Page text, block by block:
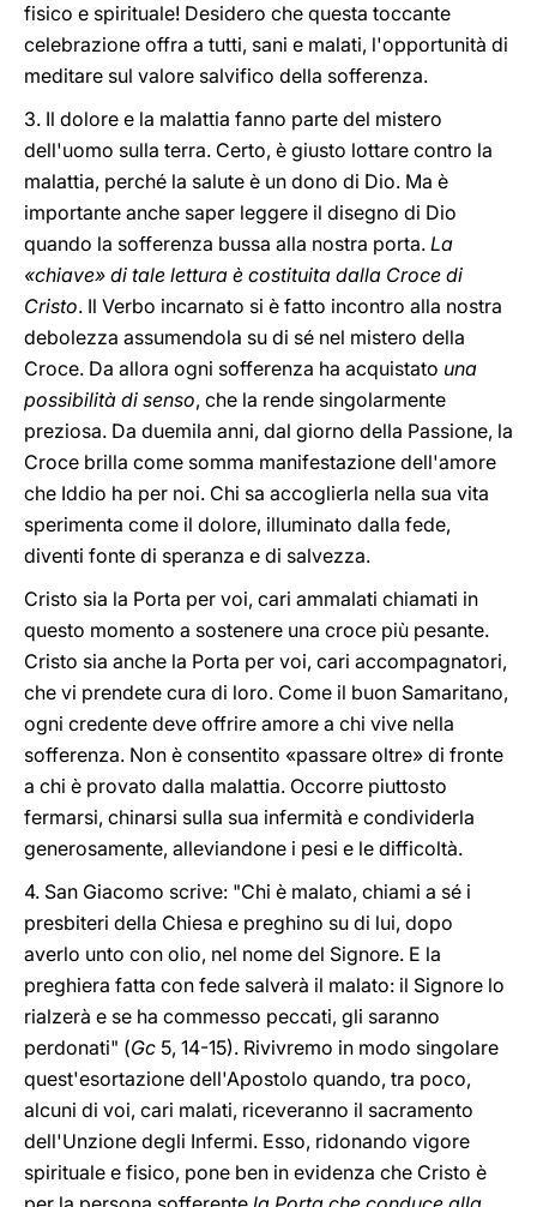
fisico e spirituale! Desidero che questa toccante
celebrazione offra a tutti, sani e malati, l'opportunità di
meditare sul valore salvifico della sofferenza.
3. Il dolore e la malattia fanno parte del mistero
dell'uomo sulla terra. Certo, è giusto lottare contro la
malattia, perché la salute è un dono di Dio. Ma è
importante anche saper leggere il disegno di Dio
quando la sofferenza bussa alla nostra porta. La
«chiave» di tale lettura è costituita dalla Croce di
Cristo. Il Verbo incarnato si è fatto incontro alla nostra
debolezza assumendola su di sé nel mistero della
Croce. Da allora ogni sofferenza ha acquistato una
possibilità di senso, che la rende singolarmente
preziosa. Da duemila anni, dal giorno della Passione, la
Croce brilla come somma manifestazione dell'amore
che Iddio ha per noi. Chi sa accoglierla nella sua vita
sperimenta come il dolore, illuminato dalla fede,
diventi fonte di speranza e di salvezza.
Cristo sia la Porta per voi, cari ammalati chiamati in
questo momento a sostenere una croce più pesante.
Cristo sia anche la Porta per voi, cari accompagnatori,
che vi prendete cura di loro. Come il buon Samaritano,
ogni credente deve offrire amore a chi vive nella
sofferenza. Non è consentito «passare oltre» di fronte
a chi è provato dalla malattia. Occorre piuttosto
fermarsi, chinarsi sulla sua infermità e condividerla
generosamente, alleviandone i pesi e le difficoltà.
4. San Giacomo scrive: "Chi è malato, chiami a sé i
presbiteri della Chiesa e preghino su di lui, dopo
averlo unto con olio, nel nome del Signore. E la
preghiera fatta con fede salverà il malato: il Signore lo
rialzerà e se ha commesso peccati, gli saranno
perdonati" (Gc 5, 14-15). Rivivremo in modo singolare
quest'esortazione dell'Apostolo quando, tra poco,
alcuni di voi, cari malati, riceveranno il sacramento
dell'Unzione degli Infermi. Esso, ridonando vigore
spirituale e fisico, pone ben in evidenza che Cristo è